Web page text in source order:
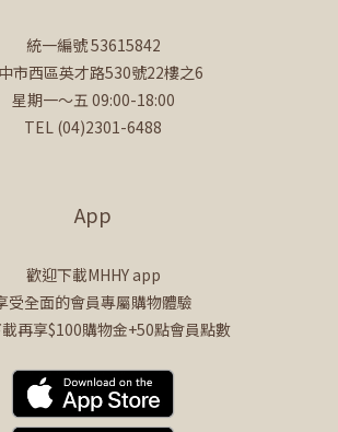
統一編號 53615842
市西區英才路530號22樓之6
星期一～五 09:00-18:00
TEL (04)2301-6488
App
歡迎下載MHHY app
受全面的會員專屬購物體驗
再享$100購物金+50點會員點數